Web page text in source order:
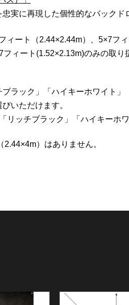
実に再現した個性的なバックド
ィート（2.44×2.44m）、5×7フ
ィート(1.52×2.13m)のみの取り
ブラック」「ハイキーホワイト
いただけます。
「リッチブラック」「ハイキーホ
）はありません。